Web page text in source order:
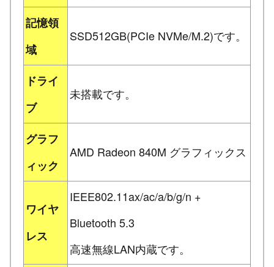
記憶領
域
SSD512GB(PCIe NVMe/M.2)です。
ドライ
ブ
未搭載です。
グラフ
ィック
AMD Radeon 840M グラフィックス
ワイヤ
レス
IEEE802.11ax/ac/a/b/g/n +
Bluetooth 5.3
高速無線LAN内蔵です。